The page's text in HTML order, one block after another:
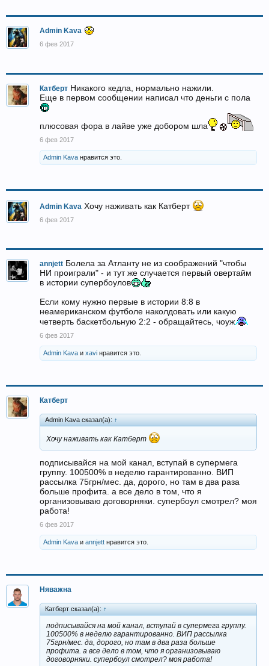
Admin Kava
6 фев 2017
Катберт Никакого кедла, нормально нажили.
Еще в первом сообщении написал что деньги с пола
плюсовая фора в лайве уже добором шла
6 фев 2017
Admin Kava нравится это.
Admin Kava Хочу наживать как Катберт
6 фев 2017
annjett Болела за Атланту не из соображений "чтобы
НИ проиграли" - и тут же случается первый овертайм
в истории супербоулов
Если кому нужно первые в истории 8:8 в
неамериканском футболе наколдовать или какую
четверть баскетбольную 2:2 - обращайтесь, чоуж
6 фев 2017
Admin Kava и xavi нравится это.
Катберт
Admin Kava сказал(а): ↑
Хочу наживать как Катберт
подписывайся на мой канал, вступай в супермега
группу. 100500% в неделю гарантированно. ВИП
рассылка 75грн/мес. да, дорого, но там в два раза
больше профита. а все дело в том, что я
организовываю договорняки. супербоул смотрел? моя
работа!
6 фев 2017
Admin Kava и annjett нравится это.
Няважна
Катберт сказал(а): ↑
подписывайся на мой канал, вступай в супермега группу.
100500% в неделю гарантированно. ВИП рассылка
75грн/мес. да, дорого, но там в два раза больше
профита. а все дело в том, что я организовываю
договорняки. супербоул смотрел? моя работа!